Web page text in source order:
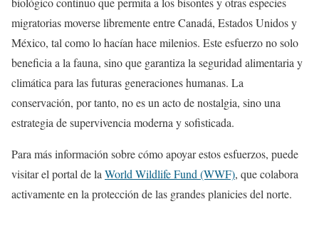
migratorias moverse libremente entre Canadá, Estados Unidos y
México, tal como lo hacían hace milenios. Este esfuerzo no solo
beneficia a la fauna, sino que garantiza la seguridad alimentaria y
climática para las futuras generaciones humanas. La
conservación, por tanto, no es un acto de nostalgia, sino una
estrategia de supervivencia moderna y sofisticada.
Para más información sobre cómo apoyar estos esfuerzos, puede
visitar el portal de laWorld Wildlife Fund (WWF), que colabora
activamente en la protección de las grandes planicies del norte.